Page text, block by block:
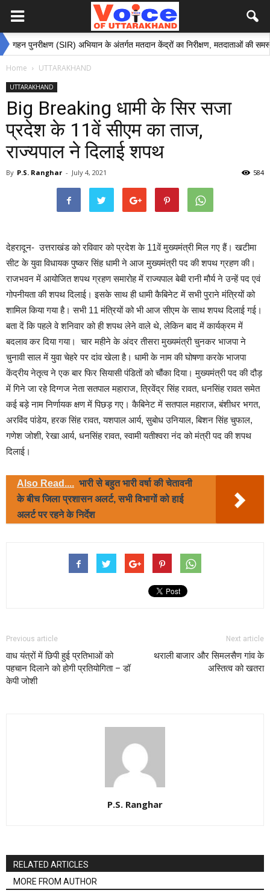
(SIR) अभियान के अंतर्गत मतदान केंद्रों का निरीक्षण, मतदाताओं की समस्याओं के
Home UTTARAKHAND
UTTARAKHAND
Big Breaking धामी के सिर सजा
प्रदेश के 11वें सीएम का ताज,
राज्यपाल ने दिलाई शपथ
By P.S. Ranghar - July 4, 2021 584
देहरादून- उत्तराखंड को रविवार को प्रदेश के 11वें मुख्यमंत्री मिल गए हैं। खटीमा
सीट के युवा विधायक पुष्कर सिंह धामी ने आज मुख्यमंत्री पद की शपथ ग्रहण की।
राजभवन में आयोजित शपथ ग्रहण समारोह में राज्यपाल बेबी रानी मौर्य ने उन्हें पद एवं
गोपनीयता की शपथ दिलाई। इसके साथ ही धामी कैबिनेट में सभी पुराने मंत्रियों को
शामिल किया गया है। सभी 11 मंत्रियों को भी आज सीएम के साथ शपथ दिलाई गई।
बता दें कि पहले वे शनिवार को ही शपथ लेने वाले थे, लेकिन बाद में कार्यक्रम में
बदलाव कर दिया गया। चार महीने के अंदर तीसरा मुख्यमंत्री चुनकर भाजपा ने
चुनावी साल में युवा चेहरे पर दांव खेला है। धामी के नाम की घोषणा करके भाजपा
केंद्रीय नेतृत्व ने एक बार फिर सियासी पंडितों को चौंका दिया। मुख्यमंत्री पद की दौड़
में गिने जा रहे दिग्गज नेता सतपाल महाराज, त्रिवेंद्र सिंह रावत, धनसिंह रावत समेत
कई बड़े नाम निर्णायक क्षण में पिछड़ गए। कैबिनेट में सतपाल महाराज, बंशीधर भगत,
अरविंद पांडेय, हरक सिंह रावत, यशपाल आर्य, सुबोध उनियाल, बिशन सिंह चुफाल,
गणेश जोशी, रेखा आर्य, धनसिंह रावत, स्वामी यतीश्वरा नंद को मंत्री पद की शपथ
दिलाई।
Also Read.... भारी से बहुत भारी वर्षा की चेतावनी
के बीच जिला प्रशासन अलर्ट, सभी विभागों को हाई
अलर्ट पर रहने के निर्देश
Previous article
वाध यंत्रों में छिपी हुई प्रतिभाओं को
पहचान दिलाने को होगी प्रतियोगिता – डॉ
केपी जोशी
Next article
थराली बाजार और सिमलसैण गांव के
अस्तित्व को खतरा
P.S. Ranghar
RELATED ARTICLES
MORE FROM AUTHOR